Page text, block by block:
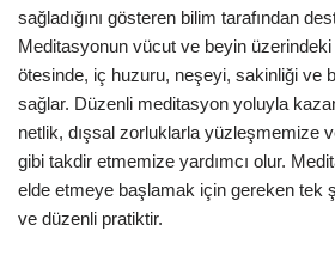
sağladığını gösteren bilim tarafından
Meditasyonun vücut ve beyin
ötesinde, iç huzuru, neşeyi, sakinliği ve
sağlar. Düzenli meditasyon yoluyla
netlik, dışsal zorluklarla yüzleşmemize
gibi takdir etmemize yardımcı olur.
elde etmeye başlamak için gereken tek
ve düzenli pratiktir.